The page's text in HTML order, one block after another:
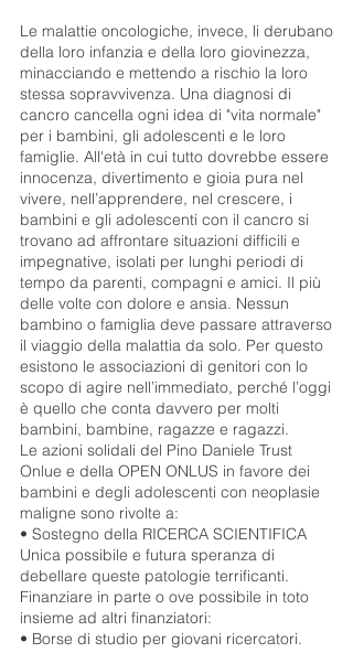
Le malattie oncologiche, invece, li derubano
della loro infanzia e della loro giovinezza,
minacciando e mettendo a rischio la loro
stessa sopravvivenza. Una diagnosi di
cancro cancella ogni idea di "vita normale"
per i bambini, gli adolescenti e le loro
famiglie. All'età in cui tutto dovrebbe essere
innocenza, divertimento e gioia pura nel
vivere, nell’apprendere, nel crescere, i
bambini e gli adolescenti con il cancro si
trovano ad affrontare situazioni difficili e
impegnative, isolati per lunghi periodi di
tempo da parenti, compagni e amici. Il più
delle volte con dolore e ansia. Nessun
bambino o famiglia deve passare attraverso
il viaggio della malattia da solo. Per questo
esistono le associazioni di genitori con lo
scopo di agire nell’immediato, perché l’oggi
è quello che conta davvero per molti
bambini, bambine, ragazze e ragazzi.
Le azioni solidali del Pino Daniele Trust
Onlue e della OPEN ONLUS in favore dei
bambini e degli adolescenti con neoplasie
maligne sono rivolte a:
• Sostegno della RICERCA SCIENTIFICA
Unica possibile e futura speranza di
debellare queste patologie terrificanti.
Finanziare in parte o ove possibile in toto
insieme ad altri finanziatori:
• Borse di studio per giovani ricercatori.